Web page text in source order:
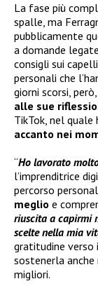
La fase più
spalle, ma
pubblicamente
a domande
consigli sui
personali che
giorni scorsi,
alle sue
TikTok, nel
accanto nei
“Ho lavorato
l’imprenditrice
percorso
meglio e
riuscita a capirmi
scelte nella mia
gratitudine
sostenerla anche
migliori.